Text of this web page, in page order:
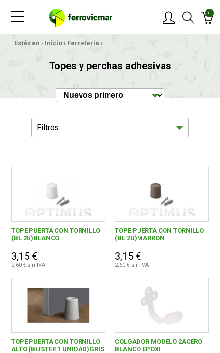
0
Estás en › Inicio› Ferreteria ›
Topes y perchas adhesivas
Filtros
Medición
Herramientas Manuales
Cerrajeria 1299
Antigüedades
157
Alambre, muelles y sirgas
Cuerdas y cintas
Fijación y Tornilleria 2787
TOPE PUERTA CON TORNILLO
(BL 2U)BLANCO
3,15 €
2,60 € sin IVA
TOPE PUERTA CON TORNILLO
(BL 2U)MARRON
3,15 €
2,60 € sin IVA
TOPE PUERTA CON TORNILLO
ALTO (BLISTER 1 UNIDAD)GRIS
COLGADOR MODELO 2ACERO
BLANCO EPOXI
PRODUCTOS
OFERTAS
NOVEDADES
BLOG
DESPIECE
CATÁLOGOS
GUÍAS